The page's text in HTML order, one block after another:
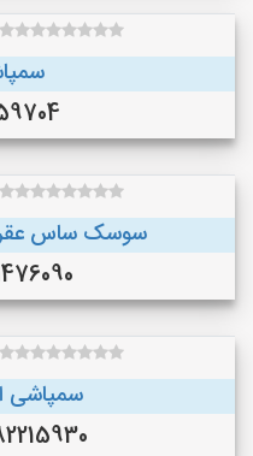
()
سوسک ساس
سمپاشی
09182215930